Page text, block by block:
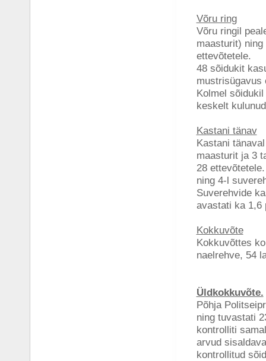
Võru ring
Võru ringil
maasturit)
ettevõtetele.
48 sõidukit
mustrisügavus
Kolmel
keskelt
Kastani tänav
Kastani
maasturit ja 3
28
ning 4-l
Suverehvide
avastati ka 1,6
Kokkuvõte
Kokkuvõttes
naelrehve, 54
Üldkokkuvõte.
Põhja
ning tuvastati
kontrolliti
arvud
kontrollitud